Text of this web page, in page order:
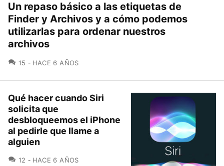
Un repaso básico a las etiquetas de
Finder y Archivos y a cómo podemos
utilizarlas para ordenar nuestros
archivos
15 COMENTARIOS
HACE 6 AÑOS
Qué hacer cuando Siri
solicita que
desbloqueemos el iPhone
al pedirle que llame a
alguien
12 COMENTARIOS
HACE 6 AÑOS